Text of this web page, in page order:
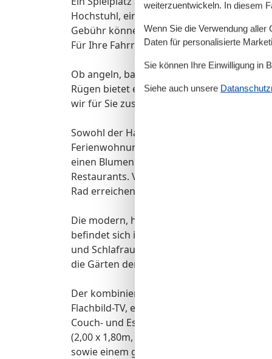
Hochstuhl, ein Kinderbett oder den Grill
Gebühr können Sie den
Für Ihre Fahrräder gibt es einen
Ob angeln, baden, bummeln, reiten,
Rügen bietet eine Vielzahl an
wir für Sie zusammengestellt. Gern helfen
Sowohl der Hafen als auch
Ferienwohnung Rügen entfernt. In Wiek
einen Blumenladen, einen Bäcker und eine
Restaurants. Von Wiek fährt auch eine
Rad erreichen Sie schnell den Ostseestrand
Die modern, hell und individuell
befindet sich im 1. Obergeschoss in der
und Schlafraum gibt es direkten Zugang
die Gärten der benachbarten Wohnhäuser
Der kombinierte Wohn-Küchenraum ist
Flachbild-TV, einem Lowboard und einem
Couch- und Esstisch sowie einer
(2,00 x 1,80m, einzelnen 21cm dicken
sowie einem großen Kleiderschrank
weiterzuentwickeln. In diesem
Wenn Sie die Verwendung
Daten für personalisierte
Sie können Ihre Einwilligung in
Siehe auch unsere